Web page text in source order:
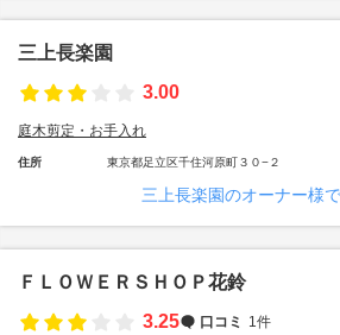
三上長楽園
3.00
庭木剪定・お手入れ
住所 東京都足立区千住河原町３０−２
三上長楽園のオーナー様
ＦＬＯＷＥＲＳＨＯＰ花鈴
3.25
口コミ 1件